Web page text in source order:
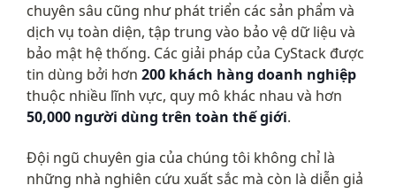
chuyên sâu cũng như phát triển các sản phẩm và
dịch vụ toàn diện, tập trung vào bảo vệ dữ liệu và
bảo mật hệ thống. Các giải pháp của CyStack được
tin dùng bởi hơn 200 khách hàng doanh nghiệp
50,000 người dùng trên toàn thế giới.
Đội ngũ chuyên gia của chúng tôi không chỉ là
những nhà nghiên cứu xuất sắc mà còn là diễn giả